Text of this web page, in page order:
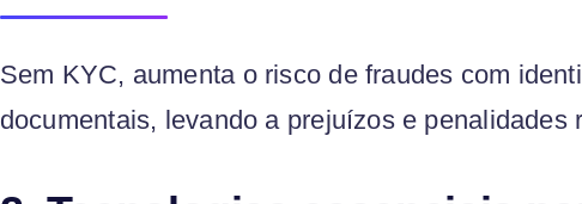
Sem KYC, aumenta o risco de fraudes com
documentais, levando a prejuízos e penalidades